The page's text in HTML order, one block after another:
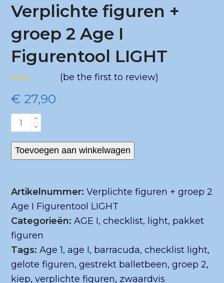
Verplichte figuren +
groep 2 Age I
Figurentool LIGHT
0
(be the first to review)
€ 27,90
Verplichte
figuren
+
Age
I
Figurentool
LIGHT
aantal
Toevoegen aan winkelwagen
Artikelnummer: Verplichte figuren + groep 2
Age I Figurentool LIGHT
Categorieën: AGE I,checklist, light, pakket
figuren
Tags: Age 1,age I, barracuda,checklist light,
gelote figuren,gestrekt balletbeen,groep 2,
kiep,verplichte figuren, zwaardvis